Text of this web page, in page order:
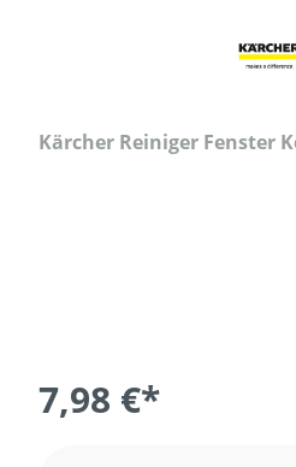
Kärcher Reiniger Fenster
7,98 €*